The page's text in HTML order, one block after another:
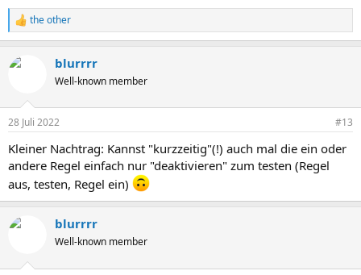
R
e
k
e
:
the other
blurrrr
Well-known member
28 Juli 2022 #13
Kleiner Nachtrag: Kannst "kurzzeitig"(!) auch mal die ein oder
andere Regel einfach nur "deaktivieren" zum testen (Regel
aus, testen, Regel ein)
blurrrr
Well-known member